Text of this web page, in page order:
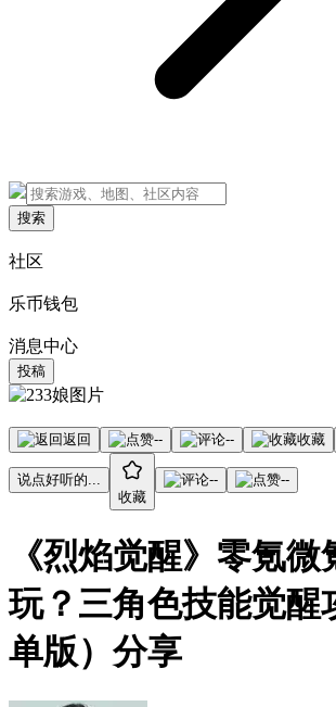
搜索
社区
乐币钱包
消息中心
投稿
返回 -- -- 收藏
说点好听的...
收藏
-- --
《烈焰觉醒》零氪微
玩？三角色技能觉醒
单版）分享